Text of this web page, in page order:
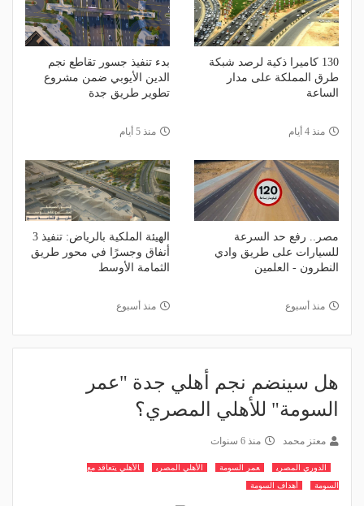
130 كاميرا ذكية لرصد شبكة
طرق المملكة على مدار
الساعة
منذ 4 أيام
بدء تنفيذ جسور تقاطع نجم
الدين الأيوبي ضمن مشروع
تطوير طريق جدة
منذ 5 أيام
مصر.. رفع حد السرعة
للسيارات على طريق وادي
النطرون - العلمين
منذ أسبوع
الهيئة الملكية بالرياض: تنفيذ 3
أنفاق وجسرًا في محور طريق
الثمامة الأوسط
منذ أسبوع
هل سينضم نجم أهلي جدة "عمر
السومة" للأهلي المصري؟
معتز محمد منذ 6 سنوات
الدوري المصري عمر السومة الأهلي المصري
الأهلي يتعاقد مع
السومة
أهداف السومة